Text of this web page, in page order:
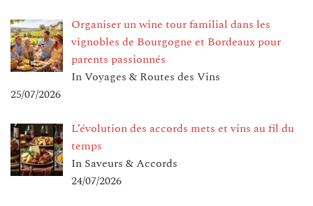
Organiser un wine tour familial dans les
vignobles de Bourgogne et Bordeaux pour
parents passionnés
In Voyages & Routes des Vins
25/07/2026
L’évolution des accords mets et vins au fil du
temps
In Saveurs & Accords
24/07/2026